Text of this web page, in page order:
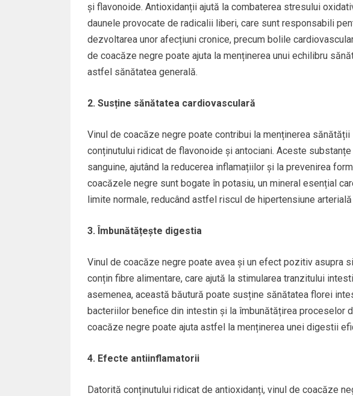
și flavonoide. Antioxidanții ajută la combaterea stresului
daunele provocate de radicalii liberi, care sunt responsabili
dezvoltarea unor afecțiuni cronice, precum bolile
de coacăze negre poate ajuta la menținerea unui echilibru
astfel sănătatea generală.
2. Susține sănătatea cardiovasculară
Vinul de coacăze negre poate contribui la menținerea
conținutului ridicat de flavonoide și antociani. Aceste
sanguine, ajutând la reducerea inflamațiilor și la prevenirea
coacăzele negre sunt bogate în potasiu, un mineral esențial
limite normale, reducând astfel riscul de hipertensiune
3. Îmbunătățește digestia
Vinul de coacăze negre poate avea și un efect pozitiv asupra
conțin fibre alimentare, care ajută la stimularea tranzitului
asemenea, această băutură poate susține sănătatea florei
bacteriilor benefice din intestin și la îmbunătățirea proceselor
coacăze negre poate ajuta astfel la menținerea unei digestii
4. Efecte antiinflamatorii
Datorită conținutului ridicat de antioxidanți, vinul de coacăze